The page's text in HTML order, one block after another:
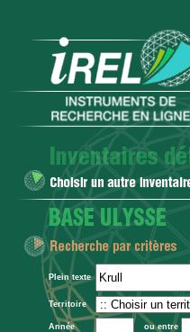
Plein texte
Territoire
Année ou entre